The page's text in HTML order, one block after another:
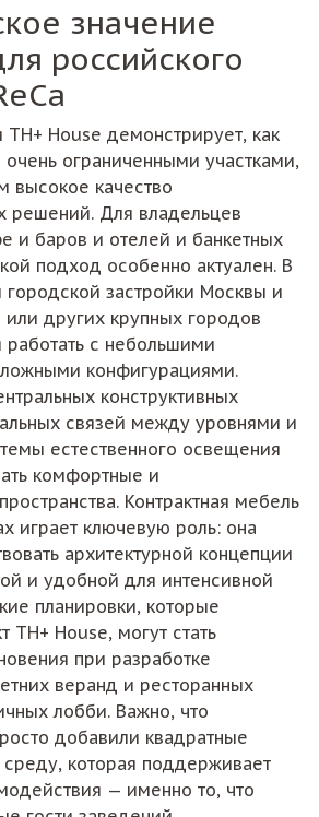
значение
российского
House демонстрирует, как
ограниченными участками,
высокое качество
решений. Для владельцев
и баров и отелей и банкетных
подход особенно актуален. В
городской застройки Москвы и
или других крупных городов
работать с небольшими
конфигурациями.
конструктивных
связей между уровнями и
естественного освещения
комфортные и
Контрактная мебель
играет ключевую роль: она
архитектурной концепции
и удобной для интенсивной
планировки, которые
TH+ House, могут стать
при разработке
веранд и ресторанных
лобби. Важно, что
добавили квадратные
которая поддерживает
— именно то, что